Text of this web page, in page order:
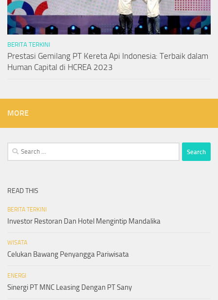
BERITA TERKINI
Prestasi Gemilang PT Kereta Api Indonesia: Terbaik dalam
Human Capital di HCREA 2023
MORE
Search
for:
READ THIS
BERITA TERKINI
Investor Restoran Dan Hotel Mengintip Mandalika
WISATA
Celukan Bawang Penyangga Pariwisata
ENERGI
Sinergi PT MNC Leasing Dengan PT Sany